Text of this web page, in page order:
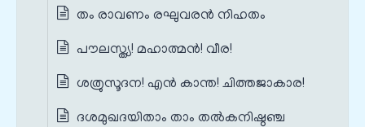
തം രാവണം രഘുവരൻ നിഹതം
പൗലസ്ത്യ! മഹാത്മൻ! വീര!
ശത്രുസൂദന! എൻ കാന്ത! ചിത്തജാകാര!
ദശമുഖദയിതാം താം തൽകനിഷ്ഠഞ്ച